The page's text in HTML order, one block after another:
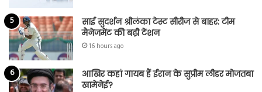
साई सुदर्शन श्रीलंका टेस्ट सीरीज से बाहर: टीम
मैनेजमेंट की बढ़ी टेंशन
16 hours ago
आखिर कहां गायब हैं ईरान के सुप्रीम लीडर मोजतबा
खामेनेई?